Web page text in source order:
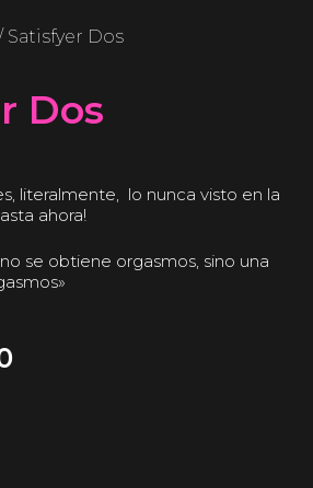
Satisfyer Dos
Dos
literalmente, lo nunca visto en la
ahora!
se obtiene orgasmos, sino una